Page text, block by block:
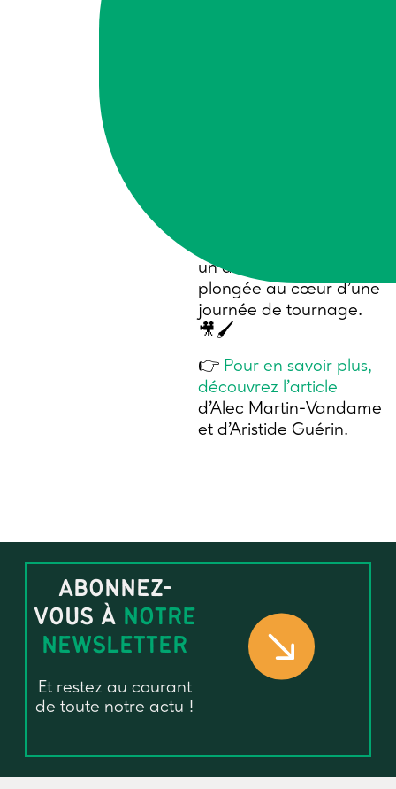
un adhérent et
plongée au cœur d’une
journée de tournage.
🎥🖌️
👉 Pour en savoir plus,
découvrez l’article
d’Alec Martin-Vandame
et d’Aristide Guérin.
ABONNEZ-
VOUS À NOTRE
NEWSLETTER
Et restez au courant
de toute notre actu !